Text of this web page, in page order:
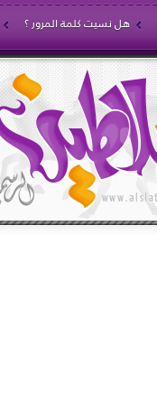
هل نسيت كلمة المرور ؟